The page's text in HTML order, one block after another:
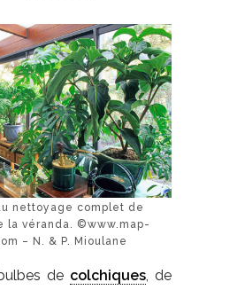
nettoyage complet de
la véranda. ©www.map-
– N. & P. Mioulane
de colchiques , de